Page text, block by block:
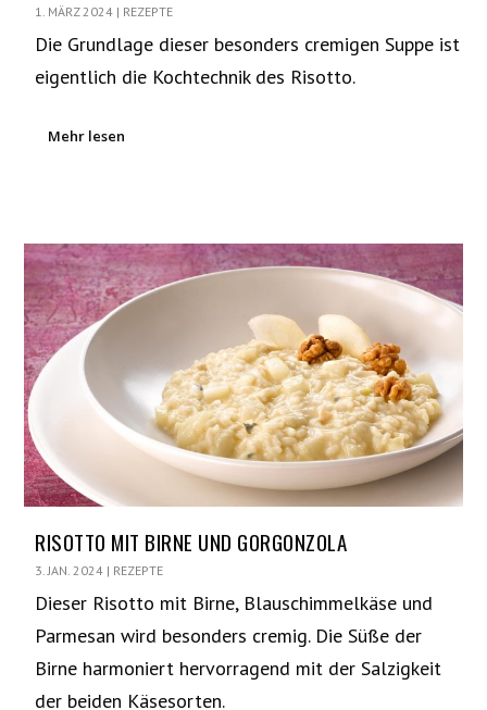
1. MÄRZ 2024 | REZEPTE
Die Grundlage dieser besonders cremigen Suppe ist
eigentlich die Kochtechnik des Risotto.
Mehr lesen
RISOTTO MIT BIRNE UND GORGONZOLA
3. JAN. 2024 | REZEPTE
Dieser Risotto mit Birne, Blauschimmelkäse und
Parmesan wird besonders cremig. Die Süße der
Birne harmoniert hervorragend mit der Salzigkeit
der beiden Käsesorten.